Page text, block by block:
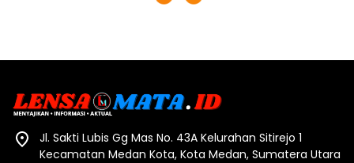
Jl. Sakti Lubis Gg Mas No. 43A Kelurahan Sitirejo 1
Kecamatan Medan Kota, Kota Medan, Sumatera Utara